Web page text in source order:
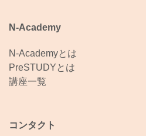
N-Academy
N-Academyとは
PreSTUDYとは
講座一覧
コンタクト